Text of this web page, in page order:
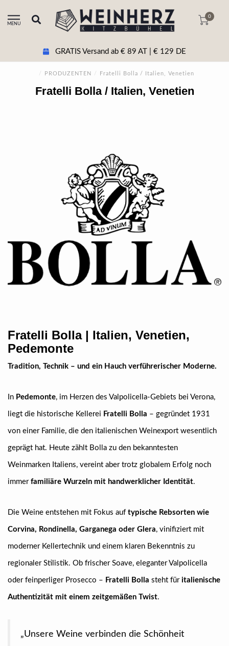
MENU
0
GRATIS Versand ab € 89 AT | € 129 DE
/ PRODUZENTEN / Fratelli Bolla / Italien, Venetien
Fratelli Bolla / Italien, Venetien
Fratelli Bolla | Italien, Venetien,
Pedemonte
Tradition, Technik – und ein Hauch verführerischer Moderne.
In Pedemonte, im Herzen des Valpolicella-Gebiets bei Verona,
liegt die historische Kellerei Fratelli Bolla – gegründet 1931
von einer Familie, die den italienischen Weinexport wesentlich
geprägt hat. Heute zählt Bolla zu den bekanntesten
Weinmarken Italiens, vereint aber trotz globalem Erfolg noch
immer familiäre Wurzeln mit handwerklicher Identität.
Die Weine entstehen mit Fokus auf typische Rebsorten wie
Corvina, Rondinella, Garganega oder Glera, vinifiziert mit
moderner Kellertechnik und einem klaren Bekenntnis zu
regionaler Stilistik. Ob frischer Soave, eleganter Valpolicella
oder feinperliger Prosecco – Fratelli Bolla steht für italienische
Authentizität mit einem zeitgemäßen Twist.
„Unsere Weine verbinden die Schönheit